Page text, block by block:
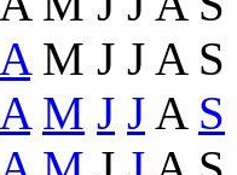
A M J J A S
A M J J A S